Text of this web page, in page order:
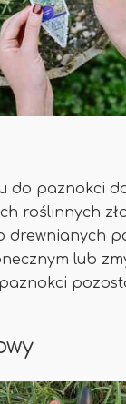
do paznokci
roślinnych
drewnianych
lub